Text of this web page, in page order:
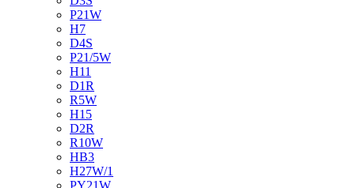
P21W
H7
D4S
P21/5W
H11
D1R
R5W
H15
D2R
R10W
HB3
H27W/1
PY21W